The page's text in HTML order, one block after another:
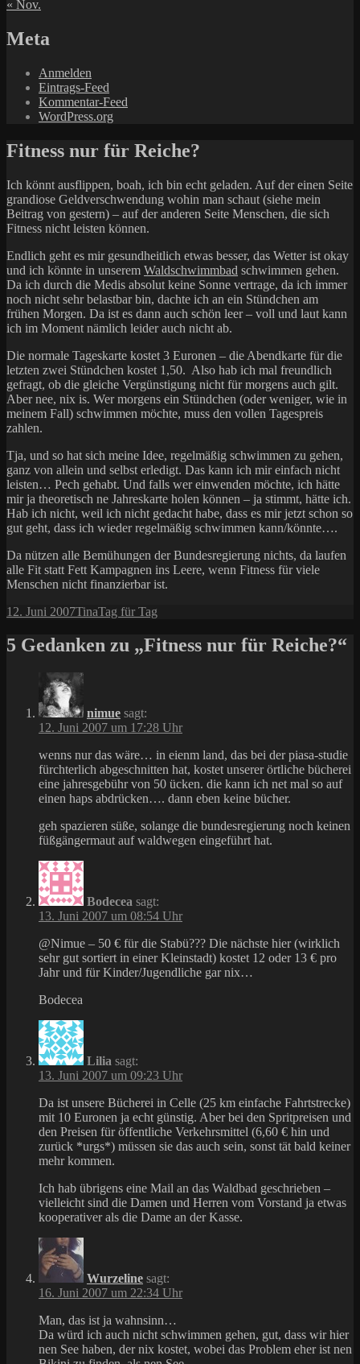
« Nov.
Meta
Anmelden
Eintrags-Feed
Kommentar-Feed
WordPress.org
Fitness nur für Reiche?
Ich könnt ausflippen, boah, ich bin echt geladen. Auf der einen Seite
grandiose Geldverschwendung wohin man schaut (siehe mein
Beitrag von gestern) – auf der anderen Seite Menschen, die sich
Fitness nicht leisten können.
Endlich geht es mir gesundheitlich etwas besser, das Wetter ist okay
und ich könnte in unserem Waldschwimmbad schwimmen gehen.
Da ich durch die Medis absolut keine Sonne vertrage, da ich immer
noch nicht sehr belastbar bin, dachte ich an ein Stündchen am
frühen Morgen. Da ist es dann auch schön leer – voll und laut kann
ich im Moment nämlich leider auch nicht ab.
Die normale Tageskarte kostet 3 Euronen – die Abendkarte für die
letzten zwei Stündchen kostet 1,50. Also hab ich mal freundlich
gefragt, ob die gleiche Vergünstigung nicht für morgens auch gilt.
Aber nee, nix is. Wer morgens ein Stündchen (oder weniger, wie in
meinem Fall) schwimmen möchte, muss den vollen Tagespreis
zahlen.
Tja, und so hat sich meine Idee, regelmäßig schwimmen zu gehen,
ganz von allein und selbst erledigt. Das kann ich mir einfach nicht
leisten… Pech gehabt. Und falls wer einwenden möchte, ich hätte
mir ja theoretisch ne Jahreskarte holen können – ja stimmt, hätte ich.
Hab ich nicht, weil ich nicht gedacht habe, dass es mir jetzt schon so
gut geht, dass ich wieder regelmäßig schwimmen kann/könnte….
Da nützen alle Bemühungen der Bundesregierung nichts, da laufen
alle Fit statt Fett Kampagnen ins Leere, wenn Fitness für viele
Menschen nicht finanzierbar ist.
Veröffentlicht
12. Juni 2007Autor
TinaKategorien
Tag für Tag
5 Gedanken zu „Fitness nur für Reiche?“
nimue sagt:
12. Juni 2007 um 17:28 Uhr
wenns nur das wäre… in eienm land, das bei der piasa-studie
fürchterlich abgeschnitten hat, kostet unserer örtliche bücherei
eine jahresgebühr von 50 ücken. die kann ich net mal so auf
einen haps abdrücken…. dann eben keine bücher.
geh spazieren süße, solange die bundesregierung noch keinen
füßgängermaut auf waldwegen eingeführt hat.
Bodecea sagt:
13. Juni 2007 um 08:54 Uhr
@Nimue – 50 € für die Stabü??? Die nächste hier (wirklich
sehr gut sortiert in einer Kleinstadt) kostet 12 oder 13 € pro
Jahr und für Kinder/Jugendliche gar nix…
Bodecea
Lilia sagt:
13. Juni 2007 um 09:23 Uhr
Da ist unsere Bücherei in Celle (25 km einfache Fahrtstrecke)
mit 10 Euronen ja echt günstig. Aber bei den Spritpreisen und
den Preisen für öffentliche Verkehrsmittel (6,60 € hin und
zurück *urgs*) müssen sie das auch sein, sonst tät bald keiner
mehr kommen.
Ich hab übrigens eine Mail an das Waldbad geschrieben –
vielleicht sind die Damen und Herren vom Vorstand ja etwas
kooperativer als die Dame an der Kasse.
Wurzeline sagt:
16. Juni 2007 um 22:34 Uhr
Man, das ist ja wahnsinn…
Da würd ich auch nicht schwimmen gehen, gut, dass wir hier
nen See haben, der nix kostet, wobei das Problem eher ist nen